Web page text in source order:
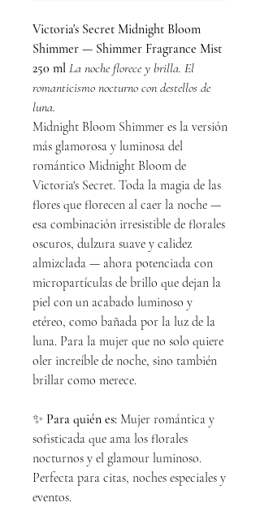
Victoria's Secret Midnight Bloom
Shimmer — Shimmer Fragrance Mist
250 ml La noche florece y brilla. El
romanticismo nocturno con destellos de
luna.
Midnight Bloom Shimmer es la versión
más glamorosa y luminosa del
romántico Midnight Bloom de
Victoria's Secret. Toda la magia de las
flores que florecen al caer la noche —
esa combinación irresistible de florales
oscuros, dulzura suave y calidez
almizclada — ahora potenciada con
micropartículas de brillo que dejan la
piel con un acabado luminoso y
etéreo, como bañada por la luz de la
luna. Para la mujer que no solo quiere
oler increíble de noche, sino también
brillar como merece.
✨ Para quién es: Mujer romántica y
sofisticada que ama los florales
nocturnos y el glamour luminoso.
Perfecta para citas, noches especiales y
eventos.